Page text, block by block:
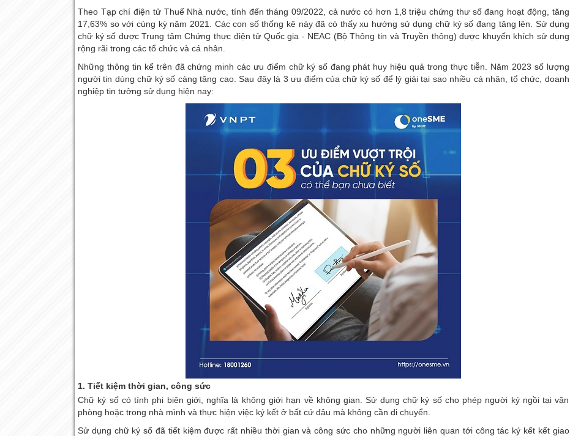
Theo Tạp chí điện tử Thuế Nhà nước, tính đến tháng 09/2022, cả nước có hơn 1,8 triệu chứng thư số đang hoạt động, tăng
17,63% so với cùng kỳ năm 2021. Các con số thống kê này đã có thấy xu hướng sử dụng chữ ký số đang tăng lên. Sử dụng
chữ ký số được Trung tâm Chứng thực điện tử Quốc gia - NEAC (Bộ Thông tin và Truyền thông) được khuyến khích sử dụng
rộng rãi trong các tổ chức và cá nhân.
Những thông tin kể trên đã chứng minh các ưu điểm chữ ký số đang phát huy hiệu quả trong thực tiễn. Năm 2023 số lượng
người tin dùng chữ ký số càng tăng cao. Sau đây là 3 ưu điểm của chữ ký số để lý giải tại sao nhiều cá nhân, tổ chức, doanh
nghiệp tin tưởng sử dụng hiện nay:
1. Tiết kiệm thời gian, công sức
Chữ ký số có tính phi biên giới, nghĩa là không giới hạn về không gian. Sử dụng chữ ký số cho phép người ký ngồi tại văn
phòng hoặc trong nhà mình và thực hiện việc ký kết ở bất cứ đâu mà không cần di chuyển.
Sử dụng chữ ký số đã tiết kiệm được rất nhiều thời gian và công sức cho những người liên quan tới công tác ký kết kết giao